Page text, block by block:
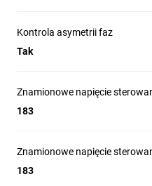
klimatyzacji oraz
mieszczącym się w
Kontrola asymetrii faz
Tak
Znamionowe napięcie
183
Znamionowe napięcie
183